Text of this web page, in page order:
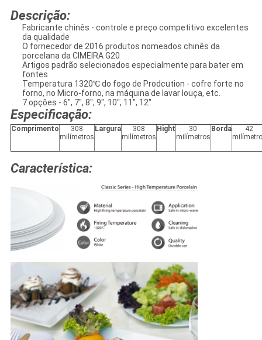
Descrição:
Fabricante chinês - controle e preço competitivo excelentes
da qualidade
O fornecedor de 2016 produtos nomeados chinês da
porcelana da CIMEIRA G20
Artigos padrão selecionados especialmente para bater em
fontes
Temperatura 1320℃ do fogo de Prodcution - cofre forte no
forno, no Micro-forno, na máquina de lavar louça, etc.
7 opções - 6", 7", 8"; 9", 10", 11", 12"
Especificação:
Comprimento
308
milímetros
Largura
308
milímetros
Hight
30
milímetros
Borda
42
Característica: